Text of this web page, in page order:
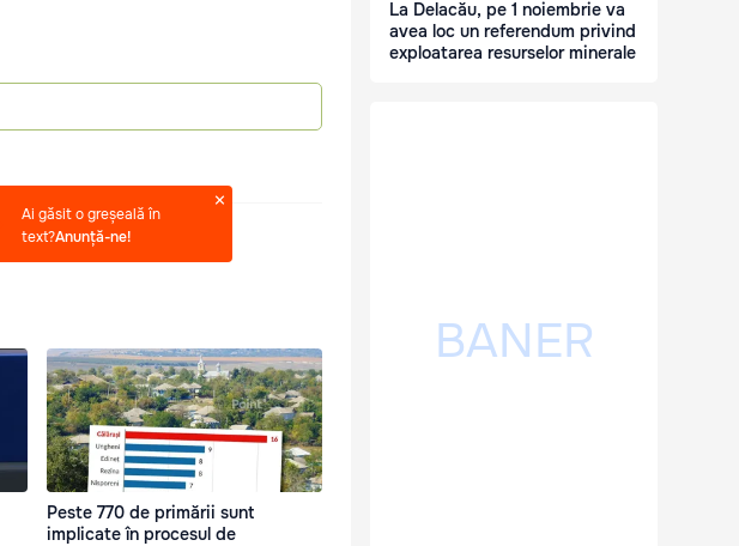
Ai găsit o greșeală în
text?Anunță-ne!
Peste 770 de primării sunt
implicate în procesul de
La Delacău, pe 1 noiembrie va
avea loc un referendum privind
exploatarea resurselor minerale